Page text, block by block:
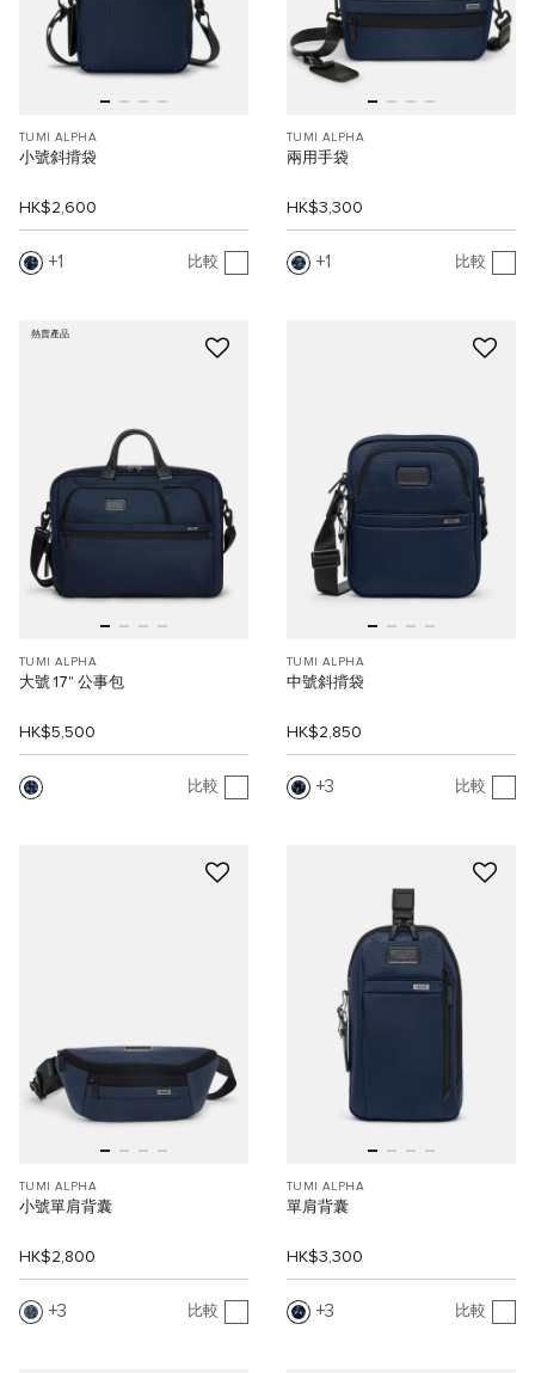
TUMI ALPHA
小號斜揹袋
HK$2,600
1 比較
TUMI ALPHA
兩用手袋
HK$3,300
1 比較
熱賣產品
TUMI ALPHA
大號 17" 公事包
HK$5,500
比較
TUMI ALPHA
中號斜揹袋
HK$2,850
3 比較
TUMI ALPHA
小號單肩背囊
HK$2,800
3 比較
TUMI ALPHA
單肩背囊
HK$3,300
3 比較